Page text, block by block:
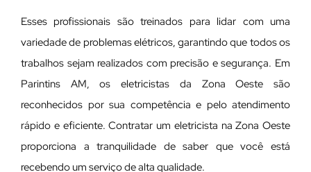
Esses profissionais são treinados para lidar com uma
variedade de problemas elétricos, garantindo que todos os
trabalhos sejam realizados com precisão e segurança. Em
Parintins AM, os eletricistas da Zona Oeste são
reconhecidos por sua competência e pelo atendimento
rápido e eficiente. Contratar um eletricista na Zona Oeste
proporciona a tranquilidade de saber que você está
recebendo um serviço de alta qualidade.